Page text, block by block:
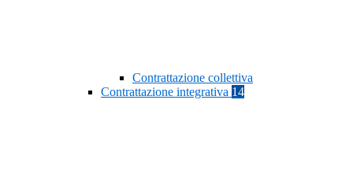
Contrattazione collettiva
Contrattazione integrativa 14